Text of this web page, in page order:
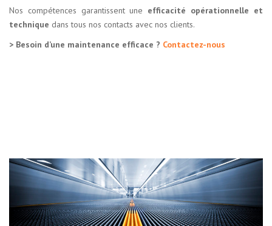
Nos compétences garantissent une efficacité opérationnelle et
technique dans tous nos contacts avec nos clients.
> Besoin d’une maintenance efficace ? Contactez-nous